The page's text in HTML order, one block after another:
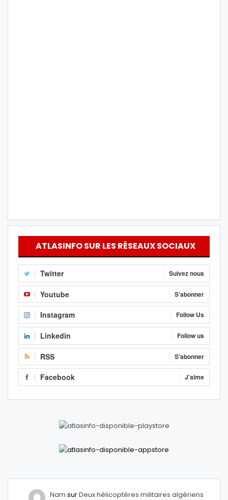
ATLASINFO SUR LES RÉSEAUX SOCIAUX
Twitter Suivez nous
Youtube S'abonner
Instagram Follow Us
Linkedin Follow us
RSS S'abonner
Facebook J'aime
Nam surDeux hélicoptères militaires algériens